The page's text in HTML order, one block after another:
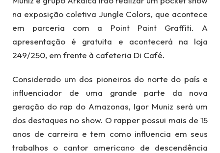
na exposição coletiva Jungle Colors, que acontece
em parceria com a Point Paint Graffiti. A
apresentação é gratuita e acontecerá na loja
249/250, em frente à cafeteria Di Café.
Considerado um dos pioneiros do norte do país e
influenciador de uma grande parte da nova
geração do rap do Amazonas, Igor Muniz será um
dos destaques no show. O rapper possui mais de 15
anos de carreira e tem como influencia em seus
trabalhos o cantor americano de descendência